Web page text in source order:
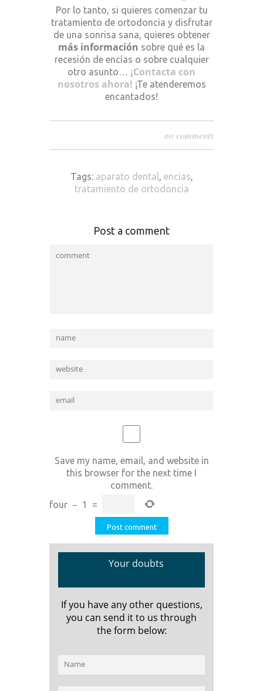
Por lo tanto, si quieres comenzar tu
tratamiento de ortodoncia y disfrutar
de una sonrisa sana, quieres obtener
más información sobre qué es la
recesión de encías o sobre cualquier
otro asunto… ¡Contacta con
nosotros ahora! ¡Te atenderemos
encantados!
no comments
Tags: aparato dental, encias,
tratamiento de ortodoncia
Post a comment
Save my name, email, and website in
this browser for the next time I
comment.
four − 1 =
Your doubts
If you have any other questions,
you can send it to us through
the form below: